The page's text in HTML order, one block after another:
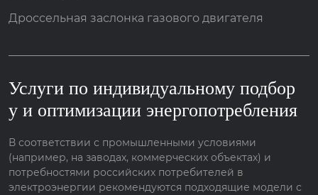
Дроссельная заслонка газового двигателя
Услуги по индивидуальному подбор
у и оптимизации энергопотребления
В соответствии с промышленными условиями
(например, на заводах, коммерческих объектах) и
потребностями российских потребителей в
электроэнергии рекомендуются подходящие модели с